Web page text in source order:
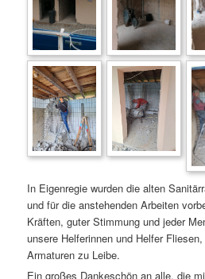
In Eigenregie wurden die alten
und für die anstehenden Arbeiten
Kräften, guter Stimmung und jeder
unsere Helferinnen und Helfer
Armaturen zu Leibe.
Ein großes Dankeschön an alle, die